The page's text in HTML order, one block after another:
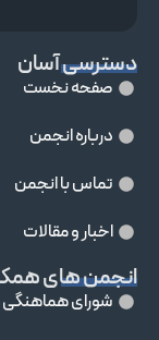
دسترسی آسان
صفحه نخست
درباره انجمن
تماس با انجمن
اخبار و مقالات
انجمن های
شورای